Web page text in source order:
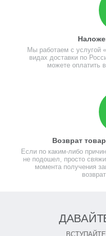
Мы работаем с услугой
видах доставки по
можете оплатить
Возврат
Если по каким-либо
не подошел, просто
момента получения